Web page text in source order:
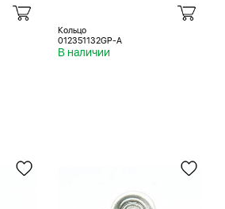
Кольцо
012351132GP-A
В наличии